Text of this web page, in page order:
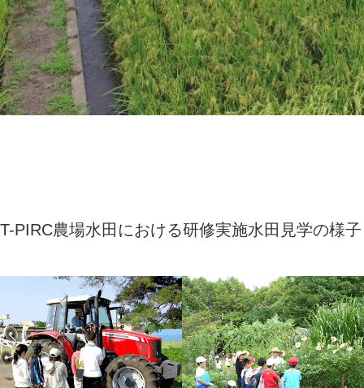
T-PIRC農場水田における研修実施水田見学の様子